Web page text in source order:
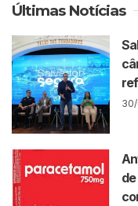
Últimas Notícias